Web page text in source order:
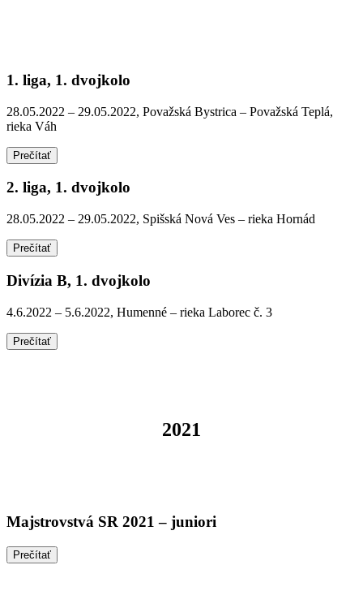
1. liga, 1. dvojkolo
28.05.2022 – 29.05.2022, Považská Bystrica – Považská Teplá,
rieka Váh
Prečítať
2. liga, 1. dvojkolo
28.05.2022 – 29.05.2022, Spišská Nová Ves – rieka Hornád
Prečítať
Divízia B, 1. dvojkolo
4.6.2022 – 5.6.2022, Humenné – rieka Laborec č. 3
Prečítať
2021
Majstrovstvá SR 2021 – juniori
Prečítať